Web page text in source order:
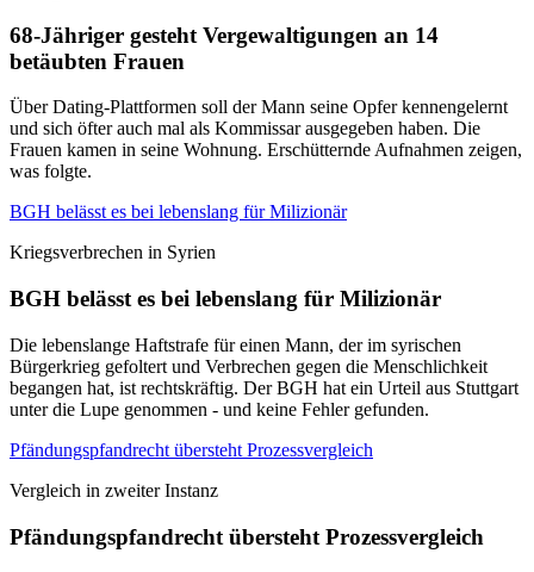
68-Jähriger gesteht Vergewaltigungen an 14
betäubten Frauen
Über Dating-Plattformen soll der Mann seine Opfer kennengelernt
und sich öfter auch mal als Kommissar ausgegeben haben. Die
Frauen kamen in seine Wohnung. Erschütternde Aufnahmen zeigen,
was folgte.
BGH belässt es bei lebenslang für Milizionär
Kriegsverbrechen in Syrien
BGH belässt es bei lebenslang für Milizionär
Die lebenslange Haftstrafe für einen Mann, der im syrischen
Bürgerkrieg gefoltert und Verbrechen gegen die Menschlichkeit
begangen hat, ist rechtskräftig. Der BGH hat ein Urteil aus Stuttgart
unter die Lupe genommen - und keine Fehler gefunden.
Pfändungspfandrecht übersteht Prozessvergleich
Vergleich in zweiter Instanz
Pfändungspfandrecht übersteht Prozessvergleich